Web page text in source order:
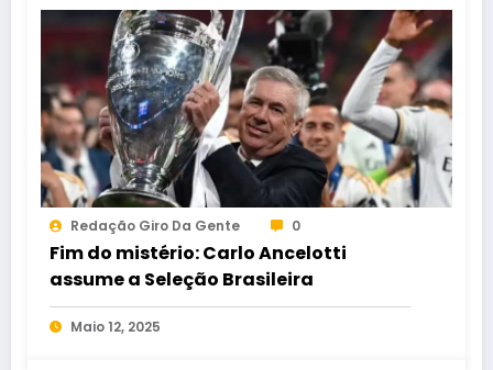
Redação Giro Da Gente 0
Fim do mistério: Carlo Ancelotti
assume a Seleção Brasileira
Maio 12, 2025